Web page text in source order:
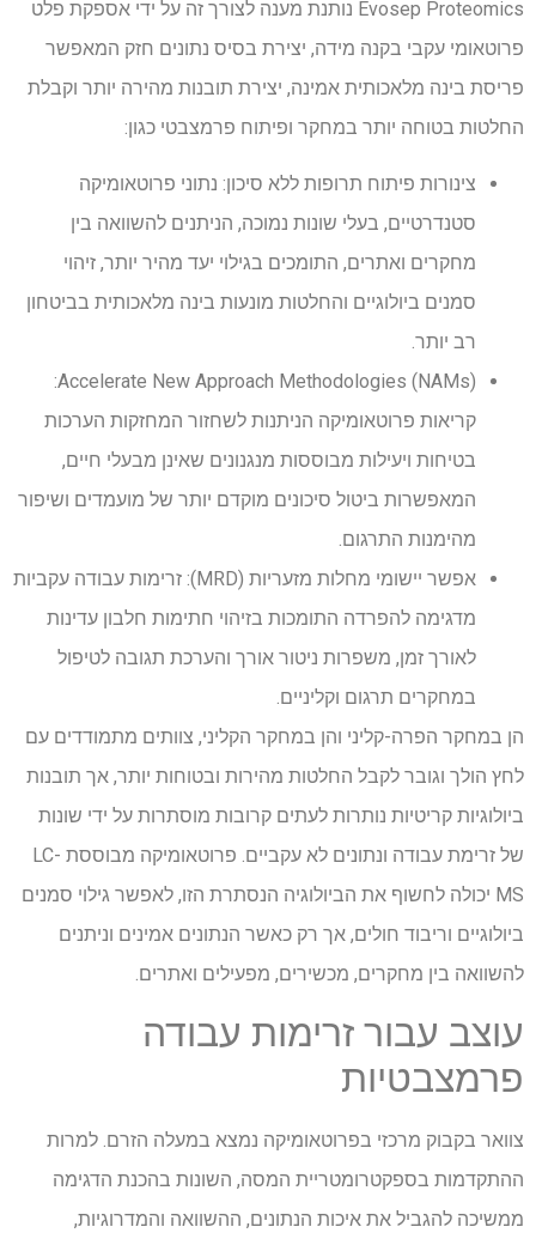
Evosep Proteomics נותנת מענה לצורך זה על ידי אספקת פלט
פרוטאומי עקבי בקנה מידה, יצירת בסיס נתונים חזק המאפשר
פריסת בינה מלאכותית אמינה, יצירת תובנות מהירה יותר וקבלת
החלטות בטוחה יותר במחקר ופיתוח פרמצבטי כגון:
צינורות פיתוח תרופות ללא סיכון: נתוני פרוטאומיקה
סטנדרטיים, בעלי שונות נמוכה, הניתנים להשוואה בין
מחקרים ואתרים, התומכים בגילוי יעד מהיר יותר, זיהוי
סמנים ביולוגיים והחלטות מונעות בינה מלאכותית בביטחון
רב יותר.
Accelerate New Approach Methodologies (NAMs):
קריאות פרוטאומיקה הניתנות לשחזור המחזקות הערכות
בטיחות ויעילות מבוססות מנגנונים שאינן מבעלי חיים,
המאפשרות ביטול סיכונים מוקדם יותר של מועמדים ושיפור
מהימנות התרגום.
אפשר יישומי מחלות מזעריות (MRD): זרימות עבודה עקביות
מדגימה להפרדה התומכות בזיהוי חתימות חלבון עדינות
לאורך זמן, משפרות ניטור אורך והערכת תגובה לטיפול
במחקרים תרגום וקליניים.
הן במחקר הפרה-קליני והן במחקר הקליני, צוותים מתמודדים עם
לחץ הולך וגובר לקבל החלטות מהירות ובטוחות יותר, אך תובנות
ביולוגיות קריטיות נותרות לעתים קרובות מוסתרות על ידי שונות
של זרימת עבודה ונתונים לא עקביים. פרוטאומיקה מבוססת LC-
MS יכולה לחשוף את הביולוגיה הנסתרת הזו, לאפשר גילוי סמנים
ביולוגיים וריבוד חולים, אך רק כאשר הנתונים אמינים וניתנים
להשוואה בין מחקרים, מכשירים, מפעילים ואתרים.
עוצב עבור זרימות עבודה
פרמצבטיות
צוואר בקבוק מרכזי בפרוטאומיקה נמצא במעלה הזרם. למרות
ההתקדמות בספקטרומטריית המסה, השונות בהכנת הדגימה
ממשיכה להגביל את איכות הנתונים, ההשוואה והמדרוגיות,